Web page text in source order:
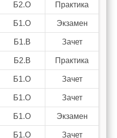
Б2.О Практика
Б1.О Экзамен
Б1.В Зачет
Б2.В Практика
Б1.О Зачет
Б1.О Зачет
Б1.О Экзамен
Б1.О Зачет